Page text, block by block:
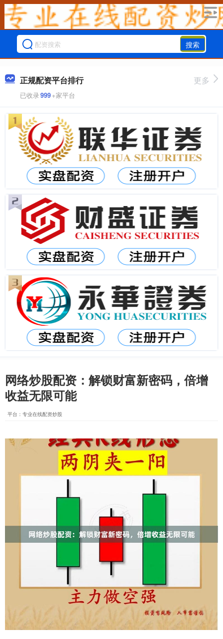
搜索
正规配资平台排行
已收录999+家平台
更多
网络炒股配资：解锁财富新密码，倍增
收益无限可能
平台：专业在线配资炒股